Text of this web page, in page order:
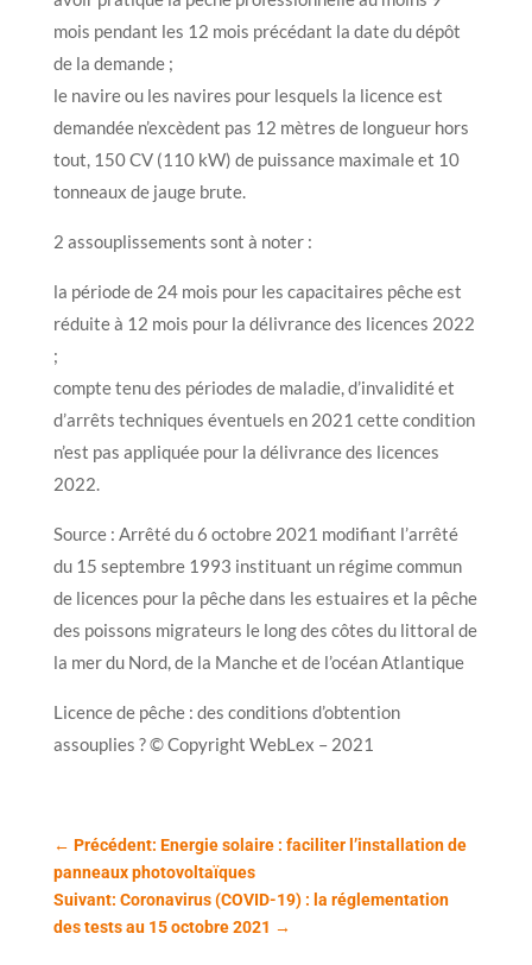
mois pendant les 12 mois précédant la date du dépôt
de la demande ;
le navire ou les navires pour lesquels la licence est
demandée n’excèdent pas 12 mètres de longueur hors
tout, 150 CV (110 kW) de puissance maximale et 10
tonneaux de jauge brute.
2 assouplissements sont à noter :
la période de 24 mois pour les capacitaires pêche est
réduite à 12 mois pour la délivrance des licences 2022
;
compte tenu des périodes de maladie, d’invalidité et
d’arrêts techniques éventuels en 2021 cette condition
n’est pas appliquée pour la délivrance des licences
2022.
Source : Arrêté du 6 octobre 2021 modifiant l’arrêté
du 15 septembre 1993 instituant un régime commun
de licences pour la pêche dans les estuaires et la pêche
des poissons migrateurs le long des côtes du littoral de
la mer du Nord, de la Manche et de l’océan Atlantique
Licence de pêche : des conditions d’obtention
assouplies ? © Copyright WebLex – 2021
← Précédent: Energie solaire : faciliter l’installation de
panneaux photovoltaïques
Suivant: Coronavirus (COVID-19) : la réglementation
des tests au 15 octobre 2021 →